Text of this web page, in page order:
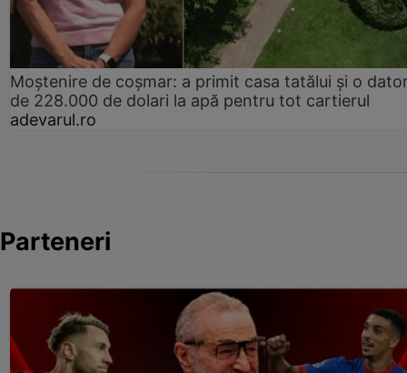
Moștenire de coșmar: a primit casa tatălui și o
de 228.000 de dolari la apă pentru tot cartierul
adevarul.ro
Parteneri